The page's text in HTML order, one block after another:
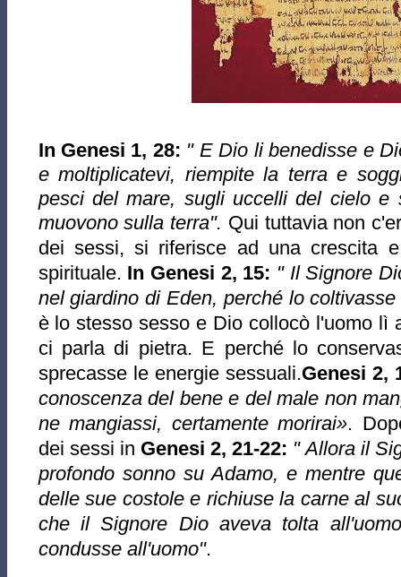
In Genesi 1, 28: " E Dio li benedisse e
e moltiplicatevi, riempite la terra e
pesci del mare, sugli uccelli del cielo
muovono sulla terra". Qui tuttavia non
dei sessi, si riferisce ad una crescita
spirituale. In Genesi 2, 15: " Il Signore
nel giardino di Eden, perché lo
è lo stesso sesso e Dio collocò l'uomo lì
ci parla di pietra. E perché lo
sprecasse le energie sessuali.Genesi 2,
conoscenza del bene e del male non
ne mangiassi, certamente morirai».
dei sessi in Genesi 2, 21-22: " Allora il
profondo sonno su Adamo, e mentre
delle sue costole e richiuse la carne al
che il Signore Dio aveva tolta
condusse all'uomo".